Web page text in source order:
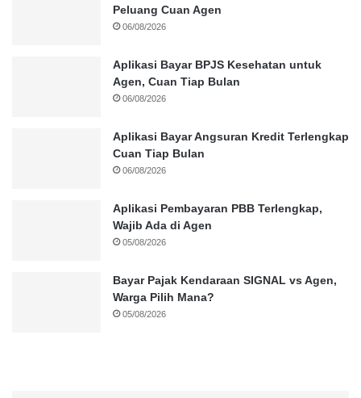
Peluang Cuan Agen
06/08/2026
Aplikasi Bayar BPJS Kesehatan untuk
Agen, Cuan Tiap Bulan
06/08/2026
Aplikasi Bayar Angsuran Kredit Terlengkap
Cuan Tiap Bulan
06/08/2026
Aplikasi Pembayaran PBB Terlengkap,
Wajib Ada di Agen
05/08/2026
Bayar Pajak Kendaraan SIGNAL vs Agen,
Warga Pilih Mana?
05/08/2026